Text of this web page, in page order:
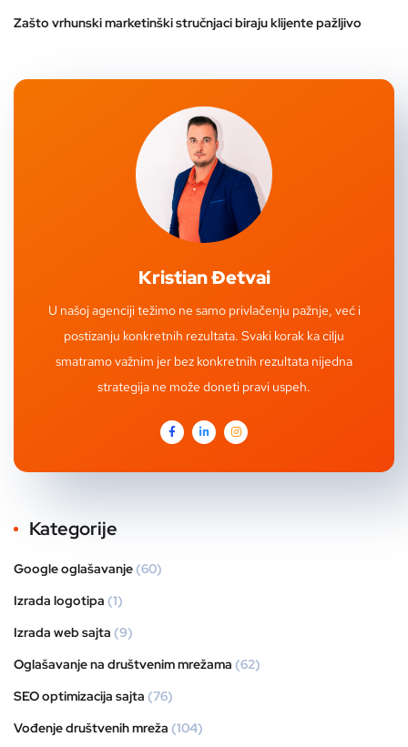
Zašto vrhunski marketinški stručnjaci biraju klijente pažljivo
Kristian Đetvai
U našoj agenciji težimo ne samo privlačenju pažnje, već i
postizanju konkretnih rezultata. Svaki korak ka cilju
smatramo važnim jer bez konkretnih rezultata nijedna
strategija ne može doneti pravi uspeh.
Kategorije
Google oglašavanje (60)
Izrada logotipa (1)
Izrada web sajta (9)
Oglašavanje na društvenim mrežama (62)
SEO optimizacija sajta (76)
Vođenje društvenih mreža (104)